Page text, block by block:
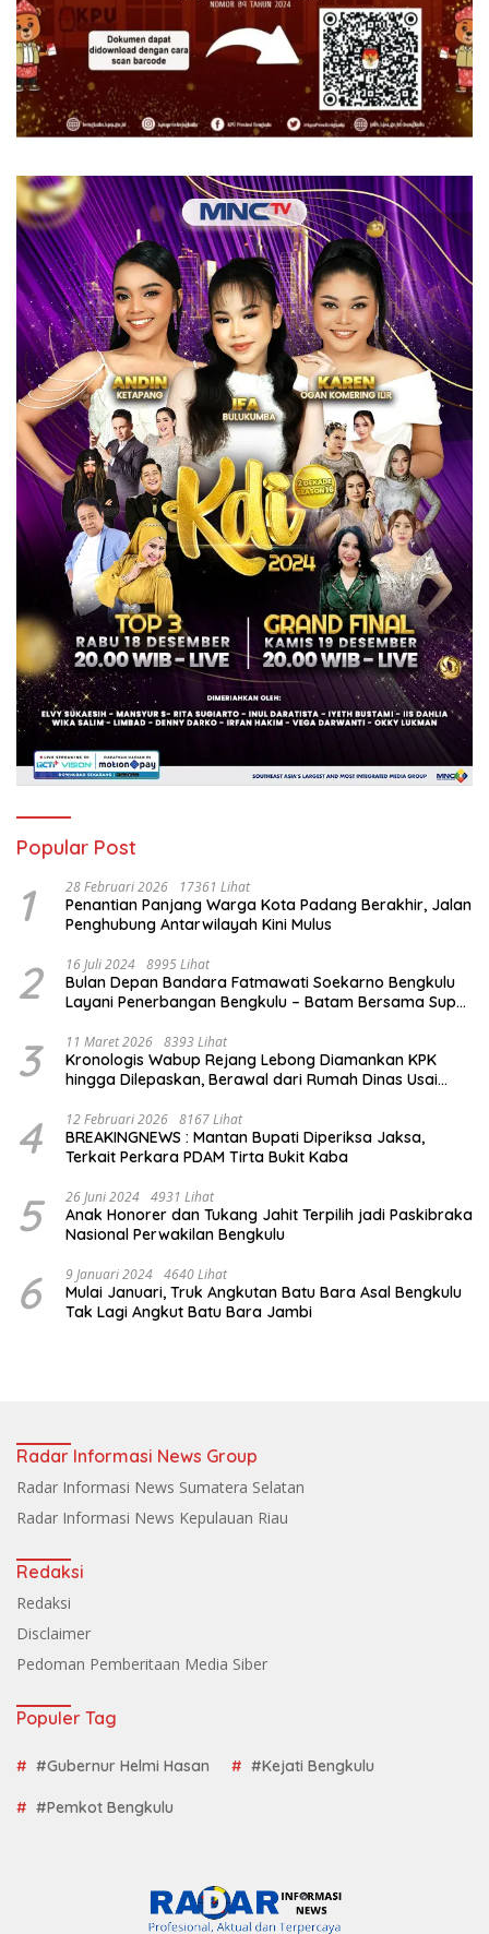
Popular Post
1 28 Februari 2026 17361 Lihat
Penantian Panjang Warga Kota Padang Berakhir, Jalan
Penghubung Antarwilayah Kini Mulus
2 16 Juli 2024 8995 Lihat
Bulan Depan Bandara Fatmawati Soekarno Bengkulu
Layani Penerbangan Bengkulu – Batam Bersama Super
3 11 Maret 2026 8393 Lihat
Kronologis Wabup Rejang Lebong Diamankan KPK
hingga Dilepaskan, Berawal dari Rumah Dinas Usai
4 12 Februari 2026 8167 Lihat
BREAKINGNEWS : Mantan Bupati Diperiksa Jaksa,
Terkait Perkara PDAM Tirta Bukit Kaba
5 26 Juni 2024 4931 Lihat
Anak Honorer dan Tukang Jahit Terpilih jadi Paskibraka
Nasional Perwakilan Bengkulu
6 9 Januari 2024 4640 Lihat
Mulai Januari, Truk Angkutan Batu Bara Asal Bengkulu
Tak Lagi Angkut Batu Bara Jambi
Radar Informasi News Group
Radar Informasi News Sumatera Selatan
Radar Informasi News Kepulauan Riau
Redaksi
Redaksi
Disclaimer
Pedoman Pemberitaan Media Siber
Populer Tag
#Gubernur Helmi Hasan #Kejati Bengkulu
#Pemkot Bengkulu